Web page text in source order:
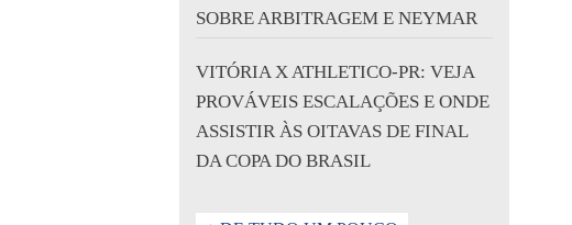
SOBRE ARBITRAGEM E NEYMAR
VITÓRIA X ATHLETICO-PR: VEJA
PROVÁVEIS ESCALAÇÕES E ONDE
ASSISTIR ÀS OITAVAS DE FINAL
DA COPA DO BRASIL